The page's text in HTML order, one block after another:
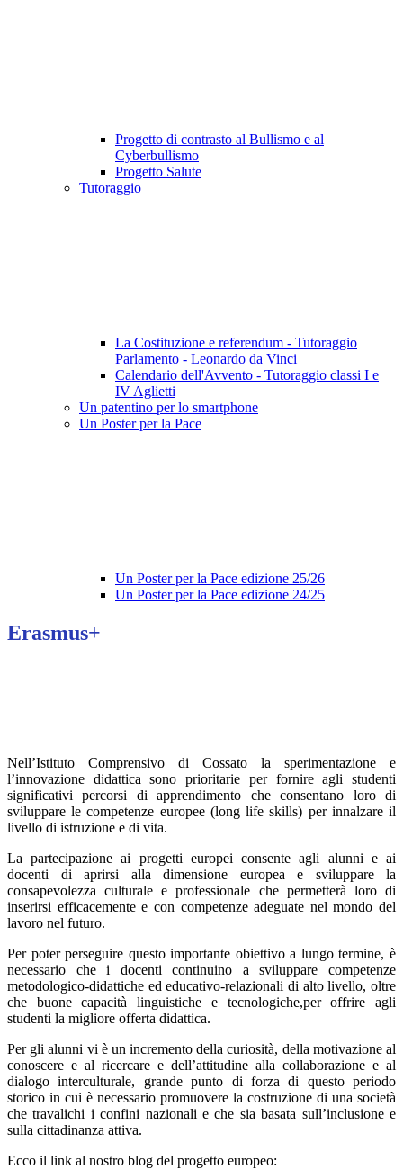
Progetto di contrasto al Bullismo e al
Cyberbullismo
Progetto Salute
Tutoraggio
La Costituzione e referendum - Tutoraggio
Parlamento - Leonardo da Vinci
Calendario dell'Avvento - Tutoraggio classi I e
IV Aglietti
Un patentino per lo smartphone
Un Poster per la Pace
Un Poster per la Pace edizione 25/26
Un Poster per la Pace edizione 24/25
Erasmus+
Nell’Istituto Comprensivo di Cossato la sperimentazione e
l’innovazione didattica sono prioritarie per fornire agli studenti
significativi percorsi di apprendimento che consentano loro di
sviluppare le competenze europee (long life skills) per innalzare il
livello di istruzione e di vita.
La partecipazione ai progetti europei consente agli alunni e ai
docenti di aprirsi alla dimensione europea e sviluppare la
consapevolezza culturale e professionale che permetterà loro di
inserirsi efficacemente e con competenze adeguate nel mondo del
lavoro nel futuro.
Per poter perseguire questo importante obiettivo a lungo termine, è
necessario che i docenti continuino a sviluppare competenze
metodologico-didattiche ed educativo-relazionali di alto livello, oltre
che buone capacità linguistiche e tecnologiche,per offrire agli
studenti la migliore offerta didattica.
Per gli alunni vi è un incremento della curiosità, della motivazione al
conoscere e al ricercare e dell’attitudine alla collaborazione e al
dialogo interculturale, grande punto di forza di questo periodo
storico in cui è necessario promuovere la costruzione di una società
che travalichi i confini nazionali e che sia basata sull’inclusione e
sulla cittadinanza attiva.
Ecco il link al nostro blog del progetto europeo: